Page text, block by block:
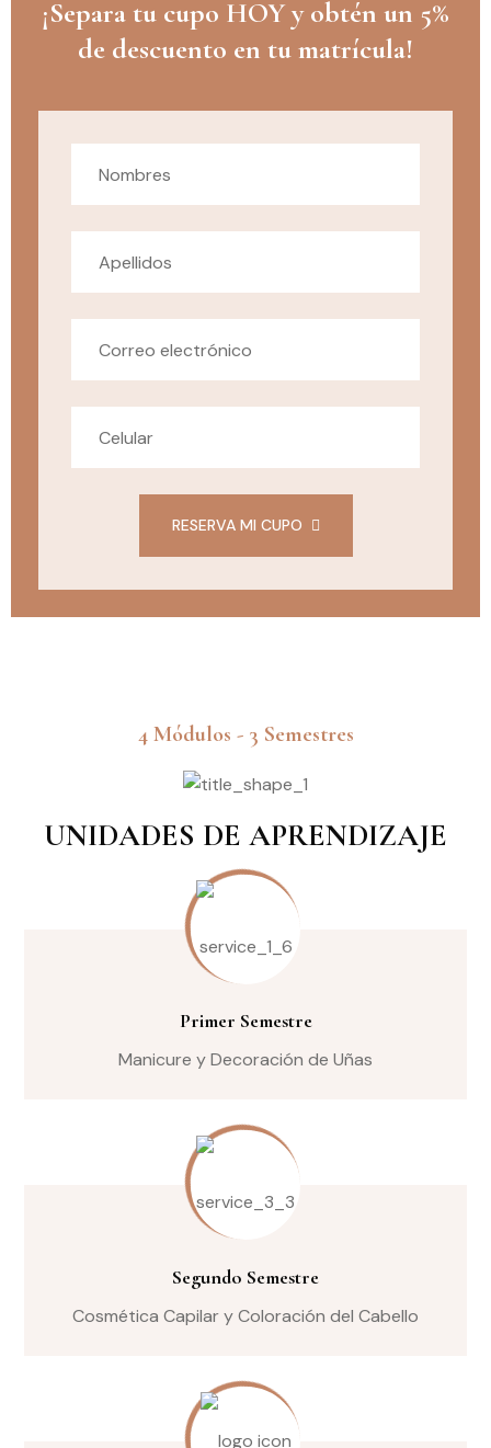
¡Separa tu cupo HOY y obtén un 5%
de descuento en tu matrícula!
RESERVA MI CUPO
4 Módulos - 3 Semestres
UNIDADES DE APRENDIZAJE
Primer Semestre
Manicure y Decoración de Uñas
Segundo Semestre
Cosmética Capilar y Coloración del Cabello